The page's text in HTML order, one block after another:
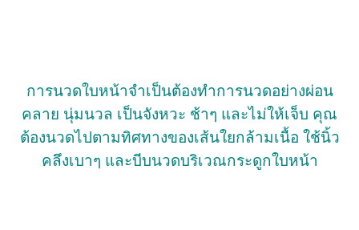
การนวดใบหน้าจำเป็นต้องทำการนวดอย่างผ่อน
คลาย นุ่มนวล เป็นจังหวะ ช้าๆ และไม่ให้เจ็บ คุณ
ต้องนวดไปตามทิศทางของเส้นใยกล้ามเนื้อ ใช้นิ้ว
คลึงเบาๆ และบีบนวดบริเวณกระดูกใบหน้า